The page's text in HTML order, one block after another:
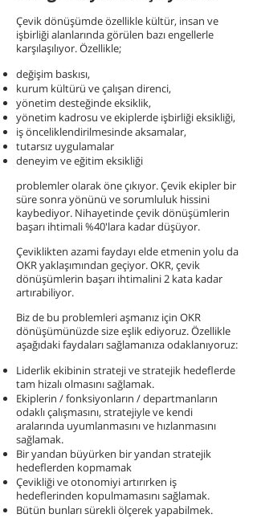
Çevik dönüşümde özellikle kültür, insan ve
işbirliği alanlarında görülen bazı engellerle
karşılaşılıyor. Özellikle;
değişim baskısı,
kurum kültürü ve çalışan direnci,
yönetim desteğinde eksiklik,
yönetim kadrosu ve ekiplerde işbirliği eksikliği,
iş önceliklendirilmesinde aksamalar,
tutarsız uygulamalar
deneyim ve eğitim eksikliği
problemler olarak öne çıkıyor. Çevik ekipler bir
süre sonra yönünü ve sorumluluk hissini
kaybediyor. Nihayetinde çevik dönüşümlerin
başarı ihtimali %40'lara kadar düşüyor.
Çeviklikten azami faydayı elde etmenin yolu da
OKR yaklaşımından geçiyor. OKR, çevik
dönüşümlerin başarı ihtimalini 2 kata kadar
artırabiliyor.
Biz de bu problemleri aşmanız için OKR
dönüşümünüzde size eşlik ediyoruz. Özellikle
aşağıdaki faydaları sağlamanıza odaklanıyoruz:
Liderlik ekibinin strateji ve stratejik hedeflerde
tam hizalı olmasını sağlamak.
Ekiplerin / fonksiyonların / departmanların
odaklı çalışmasını, stratejiyle ve kendi
aralarında uyumlanmasını ve hızlanmasını
sağlamak.
Bir yandan büyürken bir yandan stratejik
hedeflerden kopmamak
Çevikliği ve otonomiyi artırırken iş
hedeflerinden kopulmamasını sağlamak.
Bütün bunları sürekli ölçerek yapabilmek.